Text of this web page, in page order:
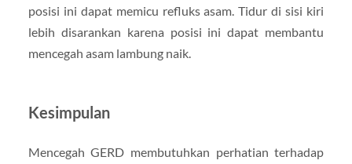
posisi ini dapat memicu refluks asam. Tidur di sisi kiri
lebih disarankan karena posisi ini dapat membantu
mencegah asam lambung naik.
Kesimpulan
Mencegah GERD membutuhkan perhatian terhadap